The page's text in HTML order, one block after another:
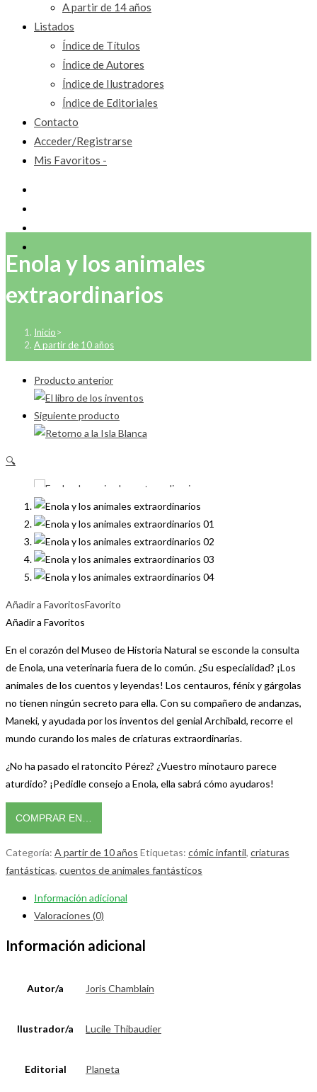
A partir de 14 años
Listados
Índice de Títulos
Índice de Autores
Índice de Ilustradores
Índice de Editoriales
Contacto
Acceder/Registrarse
Mis Favoritos -
Enola y los animales
extraordinarios
Inicio>
A partir de 10 años
Producto anterior
Siguiente producto
🔍
Añadir a FavoritosFavorito
Añadir a Favoritos
En el corazón del Museo de Historia Natural se esconde la consulta
de Enola, una veterinaria fuera de lo común. ¿Su especialidad? ¡Los
animales de los cuentos y leyendas! Los centauros, fénix y gárgolas
no tienen ningún secreto para ella. Con su compañero de andanzas,
Maneki, y ayudada por los inventos del genial Archibald, recorre el
mundo curando los males de criaturas extraordinarias.
¿No ha pasado el ratoncito Pérez? ¿Vuestro minotauro parece
aturdido? ¡Pedidle consejo a Enola, ella sabrá cómo ayudaros!
COMPRAR EN…
Categoría: A partir de 10 años Etiquetas: cómic infantil, criaturas
fantásticas, cuentos de animales fantásticos
Información adicional
Valoraciones (0)
Información adicional
Autor/a Joris Chamblain
Ilustrador/a Lucile Thibaudier
Editorial Planeta